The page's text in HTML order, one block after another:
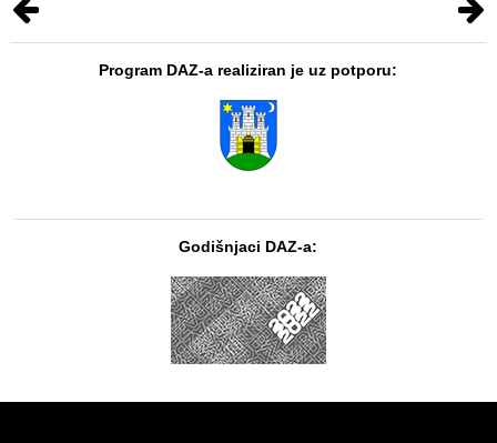
Program DAZ-a realiziran je uz potporu:
Godišnjaci DAZ-a: